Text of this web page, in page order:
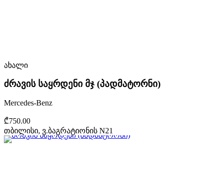
ახალი
ძრავის საყრდენი მჯ (პადმატორნი)
Mercedes-Benz
₾750.00
თბილისი, ვ.ბაგრატიონის N21